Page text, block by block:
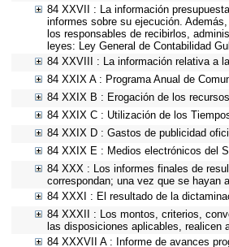
84 XXVII : La información
informes sobre su ejecución.
los responsables de recibirlos,
leyes: Ley General de Contabilidad
84 XXVIII : La información relativa a
84 XXIX A : Programa Anual de
84 XXIX B : Erogación de los
84 XXIX C : Utilización de los
84 XXIX D : Gastos de publicidad
84 XXIX E : Medios electrónicos del
84 XXX : Los informes finales de
correspondan; una vez que se hayan
84 XXXI : El resultado de la
84 XXXII : Los montos, criterios,
las disposiciones aplicables,
84 XXXVII A : Informe de avances